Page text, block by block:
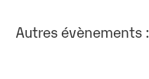
Autres évènements :